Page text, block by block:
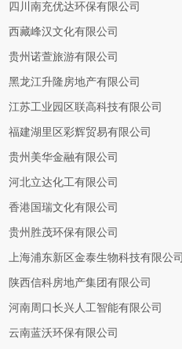
四川南充优达环保有限公司
西藏峰汉文化有限公司
贵州诺萱旅游有限公司
黑龙江升隆房地产有限公司
江苏工业园区联高科技有限公司
福建湖里区彩辉贸易有限公司
贵州美华金融有限公司
河北立达化工有限公司
香港国瑞文化有限公司
贵州胜茂环保有限公司
上海浦东新区金泰生物科技有限公司
陕西信科房地产集团有限公司
河南周口长兴人工智能有限公司
云南蓝沃环保有限公司